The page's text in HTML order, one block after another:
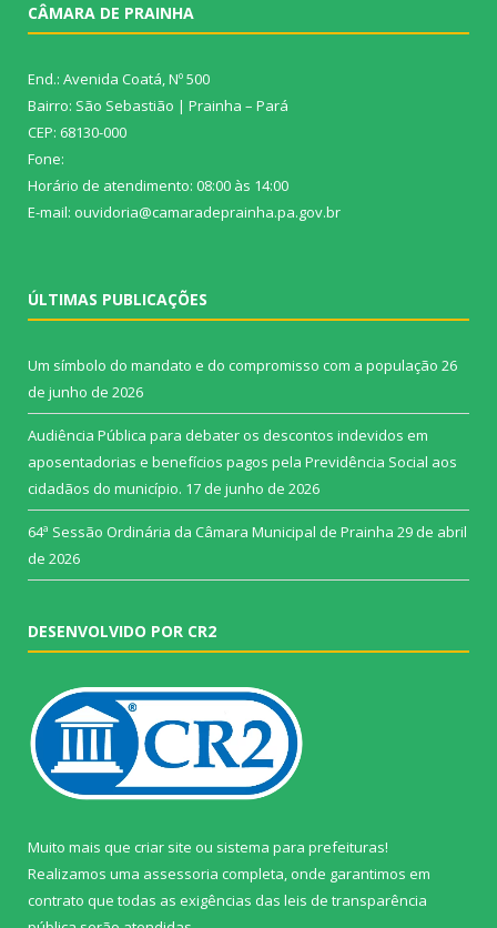
CÂMARA DE PRAINHA
End.: Avenida Coatá, Nº 500
Bairro: São Sebastião | Prainha – Pará
CEP: 68130-000
Fone:
Horário de atendimento: 08:00 às 14:00
E-mail: ouvidoria@camaradeprainha.pa.gov.br
ÚLTIMAS PUBLICAÇÕES
Um símbolo do mandato e do compromisso com a população 26
de junho de 2026
Audiência Pública para debater os descontos indevidos em
aposentadorias e benefícios pagos pela Previdência Social aos
cidadãos do município. 17 de junho de 2026
64ª Sessão Ordinária da Câmara Municipal de Prainha 29 de abril
de 2026
DESENVOLVIDO POR CR2
Muito mais que criar site ou sistema para prefeituras!
Realizamos uma assessoria completa, onde garantimos em
contrato que todas as exigências das leis de transparência